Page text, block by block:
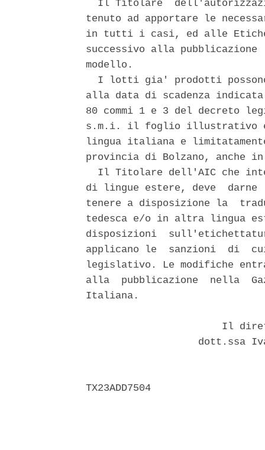
Il Titolare
tenuto ad apportare le
in tutti i casi, ed alle
successivo alla
modello.
I lotti gia' prodotti
alla data di scadenza
80 commi 1 e 3 del decreto
s.m.i. il foglio illustrativo e
lingua italiana e
provincia di Bolzano, anche
Il Titolare dell'AIC che
di lingue estere, deve  darne
tenere a disposizione la
tedesca e/o in altra lingua
disposizioni
applicano le  sanzioni  di
legislativo. Le modifiche
alla  pubblicazione  nella
Italiana.
Il
dott.ssa